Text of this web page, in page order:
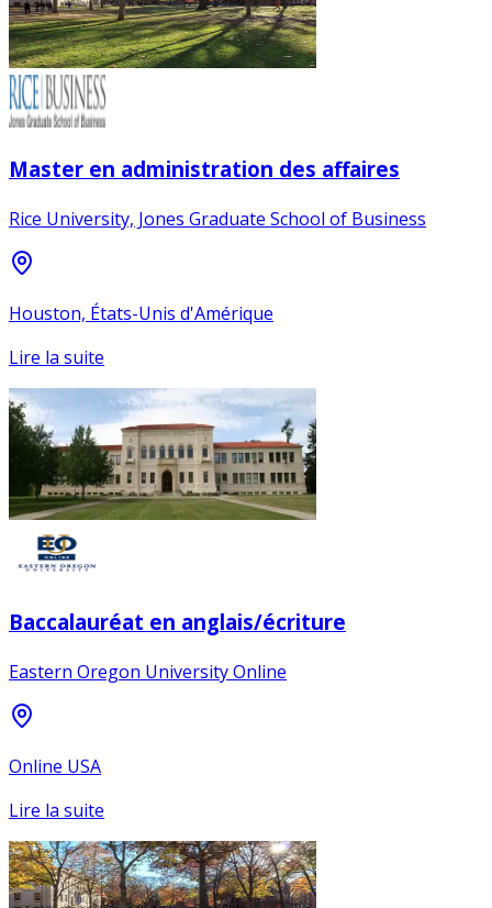
Master en administration des affaires
Rice University, Jones Graduate School of Business
Houston, États-Unis d'Amérique
Lire la suite
Baccalauréat en anglais/écriture
Eastern Oregon University Online
Online USA
Lire la suite